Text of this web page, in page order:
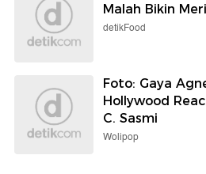
Malah Bikin
detikFood
Foto: Gaya
Hollywood
C. Sasmi
Wolipop